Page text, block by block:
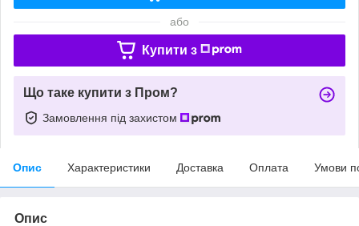
або
Купити з
Що таке купити з Пром?
Замовлення під захистом
Опис Характеристики Доставка Оплата Умови
Опис